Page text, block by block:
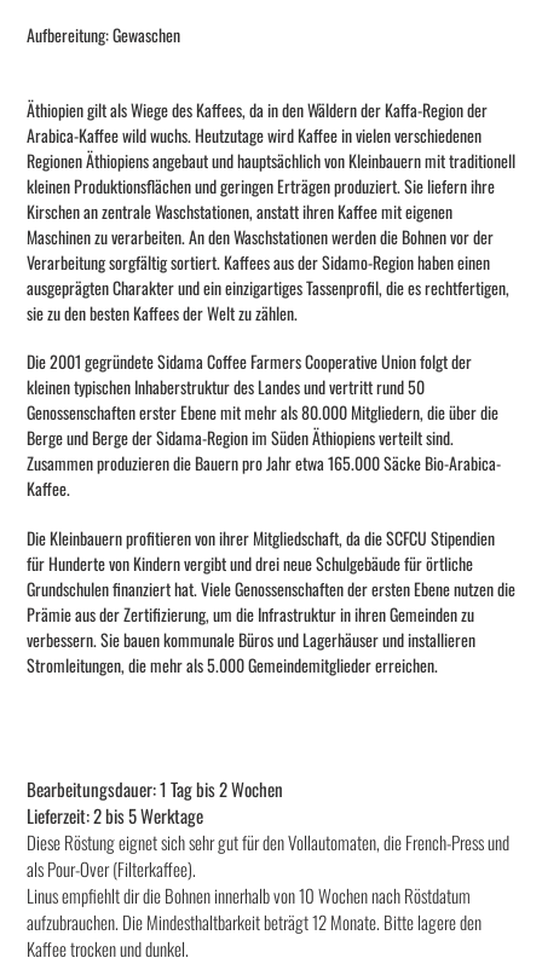
Aufbereitung:Gewaschen
Äthiopien gilt als Wiege des Kaffees, da in den Wäldern der Kaffa-Region der
Arabica-Kaffee wild wuchs. Heutzutage wird Kaffee in vielen verschiedenen
Regionen Äthiopiens angebaut und hauptsächlich von Kleinbauern mit traditionell
kleinen Produktionsflächen und geringen Erträgen produziert. Sie liefern ihre
Kirschen an zentrale Waschstationen, anstatt ihren Kaffee mit eigenen
Maschinen zu verarbeiten. An den Waschstationen werden die Bohnen vor der
Verarbeitung sorgfältig sortiert. Kaffees aus der Sidamo-Region haben einen
ausgeprägten Charakter und ein einzigartiges Tassenprofil, die es rechtfertigen,
sie zu den besten Kaffees der Welt zu zählen.
Die 2001 gegründete Sidama Coffee Farmers Cooperative Union folgt der
kleinen typischen Inhaberstruktur des Landes und vertritt rund 50
Genossenschaften erster Ebene mit mehr als 80.000 Mitgliedern, die über die
Berge und Berge der Sidama-Region im Süden Äthiopiens verteilt sind.
Zusammen produzieren die Bauern pro Jahr etwa 165.000 Säcke Bio-Arabica-
Kaffee.
Die Kleinbauern profitieren von ihrer Mitgliedschaft, da die SCFCU Stipendien
für Hunderte von Kindern vergibt und drei neue Schulgebäude für örtliche
Grundschulen finanziert hat. Viele Genossenschaften der ersten Ebene nutzen die
Prämie aus der Zertifizierung, um die Infrastruktur in ihren Gemeinden zu
verbessern. Sie bauen kommunale Büros und Lagerhäuser und installieren
Stromleitungen, die mehr als 5.000 Gemeindemitglieder erreichen.
Bearbeitungsdauer: 1 Tag bis 2 Wochen
Lieferzeit: 2 bis 5 Werktage
Diese Röstung eignet sich sehr gut für den Vollautomaten, die French-Press und
als Pour-Over (Filterkaffee).
Linus empfiehlt dir die Bohnen innerhalb von 10 Wochen nach Röstdatum
aufzubrauchen. Die Mindesthaltbarkeit beträgt 12 Monate. Bitte lagere den
Kaffee trocken und dunkel.